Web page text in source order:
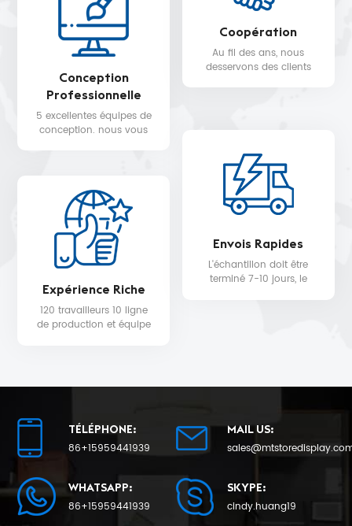
Conception
Professionnelle
5 excellentes équipes de
conception. nous vous
Coopération
Au fil des ans, nous
desservons des clients
Expérience Riche
120 travailleurs 10 ligne
de production et équipe
Envois Rapides
L'échantillon doit être
terminé 7-10 jours, le
TÉLÉPHONE:
86+15959441939
MAIL US:
WHATSAPP:
86+15959441939
SKYPE:
cindy.huang19